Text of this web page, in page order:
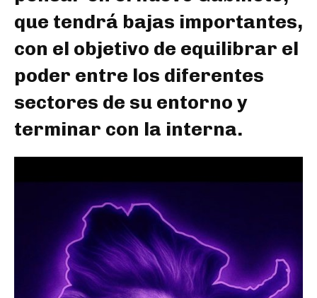
que tendrá bajas importantes,
con el objetivo de equilibrar el
poder entre los diferentes
sectores de su entorno y
terminar con la interna.